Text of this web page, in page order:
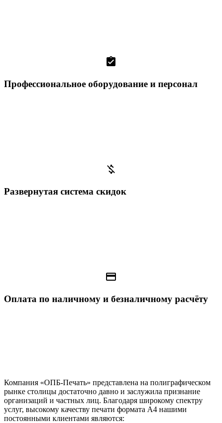
assignment_turned_in
Профессиональное оборудование и персонал
money_off
Развернутая система скидок
payment
Оплата по наличному и безналичному расчёту
Компания «ОПБ-Печать» представлена на полиграфическом
рынке столицы достаточно давно и заслужила признание
организаций и частных лиц. Благодаря широкому спектру
услуг, высокому качеству печати формата А4 нашими
постоянными клиентами являются: